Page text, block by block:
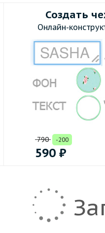
Создать
Онлайн-
790 -200
590 ₽